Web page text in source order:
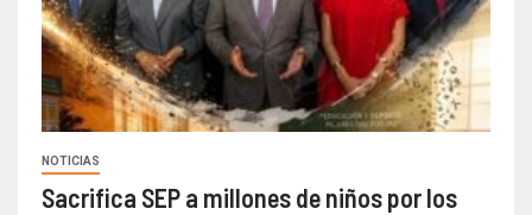
NOTICIAS
Sacrifica SEP a millones de niños por los